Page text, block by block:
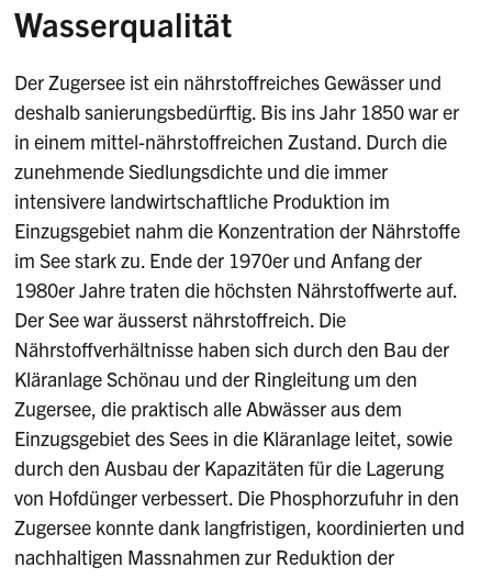
Wasserqualität
Der Zugersee ist ein nährstoffreiches Gewässer und
deshalb sanierungsbedürftig. Bis ins Jahr 1850 war er
in einem mittel-nährstoffreichen Zustand. Durch die
zunehmende Siedlungsdichte und die immer
intensivere landwirtschaftliche Produktion im
Einzugsgebiet nahm die Konzentration der Nährstoffe
im See stark zu. Ende der 1970er und Anfang der
1980er Jahre traten die höchsten Nährstoffwerte auf.
Der See war äusserst nährstoffreich. Die
Nährstoffverhältnisse haben sich durch den Bau der
Kläranlage Schönau und der Ringleitung um den
Zugersee, die praktisch alle Abwässer aus dem
Einzugsgebiet des Sees in die Kläranlage leitet, sowie
durch den Ausbau der Kapazitäten für die Lagerung
von Hofdünger verbessert. Die Phosphorzufuhr in den
Zugersee konnte dank langfristigen, koordinierten und
nachhaltigen Massnahmen zur Reduktion der